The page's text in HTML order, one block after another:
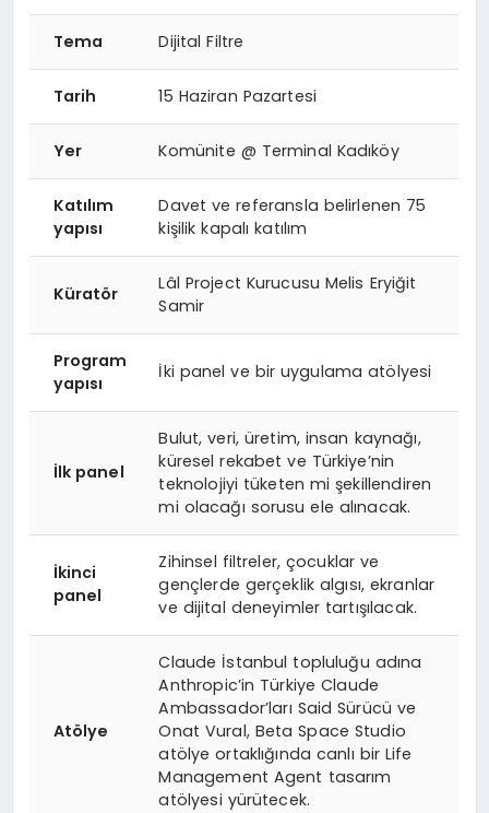
Tema Dijital Filtre
Tarih 15 Haziran Pazartesi
Yer Komünite @ Terminal Kadıköy
Katılım
yapısı
Davet ve referansla belirlenen 75
kişilik kapalı katılım
Küratör
Lâl Project Kurucusu Melis Eryiğit
Samir
Program
yapısı
İki panel ve bir uygulama atölyesi
İlk panel
Bulut, veri, üretim, insan kaynağı,
küresel rekabet ve Türkiye’nin
teknolojiyi tüketen mi şekillendiren
mi olacağı sorusu ele alınacak.
İkinci
panel
Zihinsel filtreler, çocuklar ve
gençlerde gerçeklik algısı, ekranlar
ve dijital deneyimler tartışılacak.
Atölye
Claude İstanbul topluluğu adına
Anthropic’in Türkiye Claude
Ambassador’ları Said Sürücü ve
Onat Vural, Beta Space Studio
atölye ortaklığında canlı bir Life
Management Agent tasarım
atölyesi yürütecek.